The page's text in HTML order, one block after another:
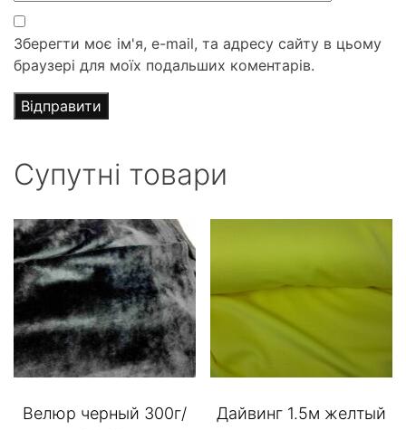
Зберегти моє ім'я, e-mail, та адресу сайту в цьому
браузері для моїх подальших коментарів.
Супутні товари
Велюр черный 300г/
Дайвинг 1.5м желтый